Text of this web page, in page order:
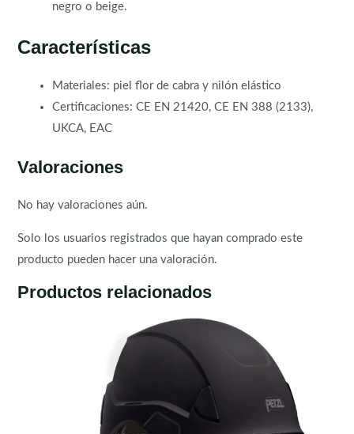
negro o beige.
Características
Materiales: piel flor de cabra y nilón elástico
Certificaciones: CE EN 21420, CE EN 388 (2133),
UKCA, EAC
Valoraciones
No hay valoraciones aún.
Solo los usuarios registrados que hayan comprado este
producto pueden hacer una valoración.
Productos relacionados